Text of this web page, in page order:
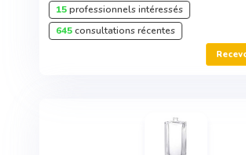
15professionnels intéressés
645consultations récentes